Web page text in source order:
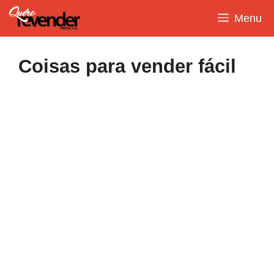
Pular
para
o
Menu
Coisas para vender fácil